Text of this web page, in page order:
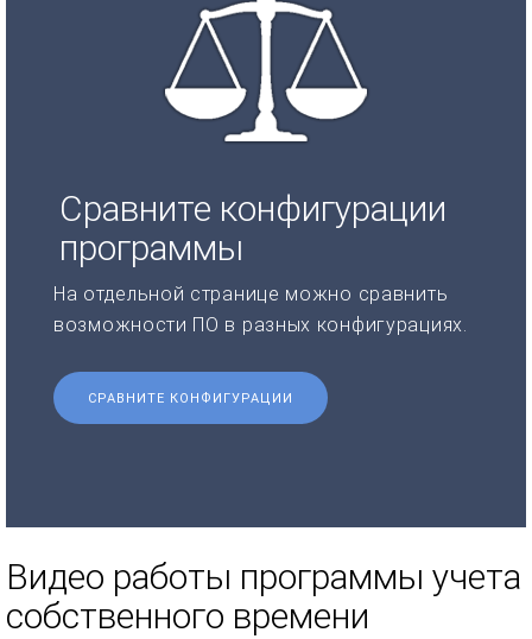
Сравните конфигурации
программы
На отдельной странице можно сравнить
возможности ПО в разных конфигурациях.
СРАВНИТЕ КОНФИГУРАЦИИ
Видео работы программы учета
собственного времени